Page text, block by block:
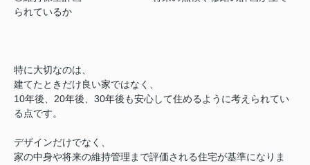
られているか
特に大切なのは、
建てたときだけ良い家ではなく、
10年後、20年後、30年後も安心して住めるように考えられてい
る点です。
デザインだけでなく、
家の中身や将来の維持管理まで評価される住宅が基準になりま